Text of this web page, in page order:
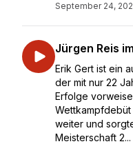
September 24,
Jürgen Reis
Erik Gert ist ein
der mit nur 22
Erfolge
weiter und
Meisterschaft 2...